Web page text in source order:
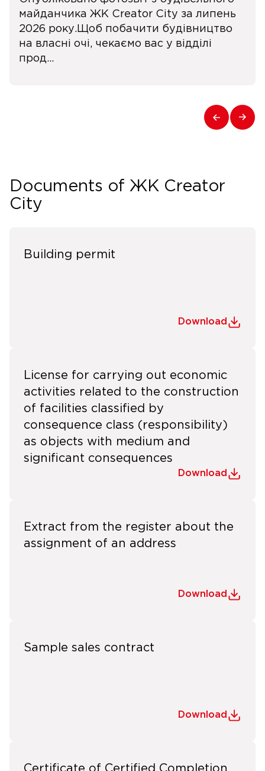
майданчика ЖК Creator City за липень
2026 року.Щоб побачити будівництво
на власні очі, чекаємо вас у відділі
прод...
Documents of ЖК Creator
City
Building permit
Download
License for carrying out economic
activities related to the construction
of facilities classified by
consequence class (responsibility)
as objects with medium and
significant consequences
Download
Extract from the register about the
assignment of an address
Download
Sample sales contract
Download
Certificate of Certified Completion